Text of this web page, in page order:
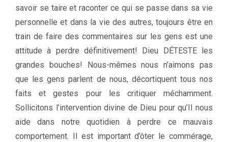
savoir se taire et raconter ce qui se passe dans sa vie
personnelle et dans la vie des autres, toujours être en
train de faire des commentaires sur les gens est une
attitude à perdre définitivement! Dieu DÉTESTE les
grandes bouches! Nous-mêmes nous n’aimons pas
que les gens parlent de nous, décortiquent tous nos
faits et gestes pour les critiquer méchamment.
Sollicitons l’intervention divine de Dieu pour qu’Il nous
aide dans notre quotidien à perdre ce mauvais
comportement. Il est important d’ôter le commérage,